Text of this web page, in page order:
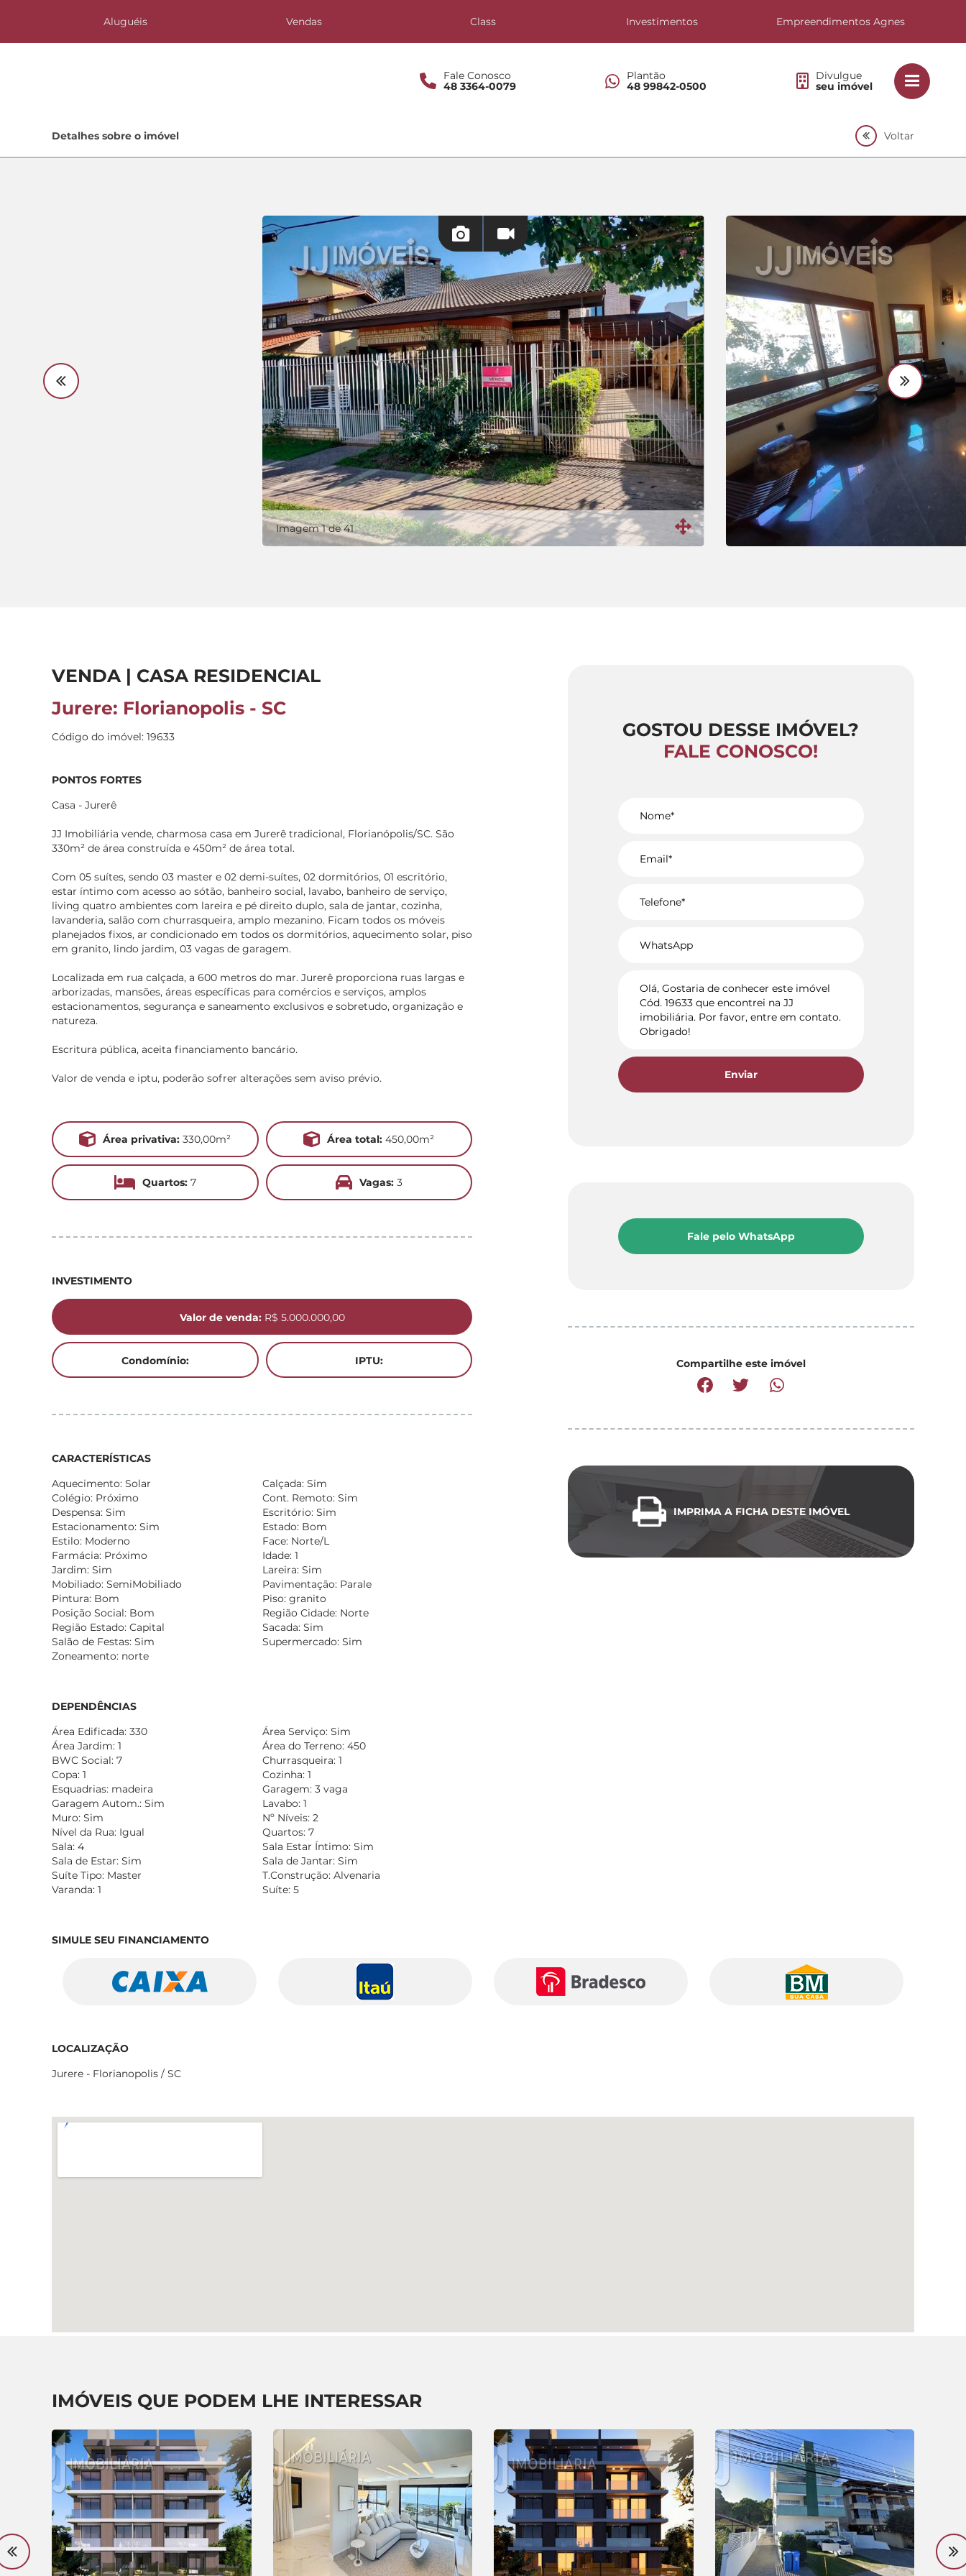
Aluguéis Vendas Class Investimentos Empreendimentos Agnes
Fale Conosco
48 3364-0079
Plantão
48 99842-0500
Divulgue
seu imóvel
Lançamentos
Detalhes sobre o imóvel Voltar
Imagem 1 de 41
VENDA | CASA RESIDENCIAL
Jurere: Florianopolis - SC
Código do imóvel: 19633
PONTOS FORTES
Casa - Jurerê
JJ Imobiliária vende, charmosa casa em Jurerê tradicional, Florianópolis/SC. São
330m² de área construída e 450m² de área total.
Com 05 suítes, sendo 03 master e 02 demi-suítes, 02 dormitórios, 01 escritório,
estar íntimo com acesso ao sótão, banheiro social, lavabo, banheiro de serviço,
living quatro ambientes com lareira e pé direito duplo, sala de jantar, cozinha,
lavanderia, salão com churrasqueira, amplo mezanino. Ficam todos os móveis
planejados fixos, ar condicionado em todos os dormitórios, aquecimento solar, piso
em granito, lindo jardim, 03 vagas de garagem.
Localizada em rua calçada, a 600 metros do mar. Jurerê proporciona ruas largas e
arborizadas, mansões, áreas específicas para comércios e serviços, amplos
estacionamentos, segurança e saneamento exclusivos e sobretudo, organização e
natureza.
Escritura pública, aceita financiamento bancário.
Valor de venda e iptu, poderão sofrer alterações sem aviso prévio.
Área privativa: 330,00m² Área total: 450,00m²
Quartos:7 Vagas:3
INVESTIMENTO
Valor de venda:R$ 5.000.000,00
Condomínio: IPTU:
CARACTERÍSTICAS
Aquecimento: Solar
Calçada: Sim
Colégio: Próximo
Cont. Remoto: Sim
Despensa: Sim
Escritório: Sim
Estacionamento: Sim
Estado: Bom
Estilo: Moderno
Face: Norte/L
Farmácia: Próximo
Idade: 1
Jardim: Sim
Lareira: Sim
Mobiliado: SemiMobiliado
Pavimentação: Parale
Pintura: Bom
Piso: granito
Posição Social: Bom
Região Cidade: Norte
Região Estado: Capital
Sacada: Sim
Salão de Festas: Sim
Supermercado: Sim
Zoneamento: norte
DEPENDÊNCIAS
Área Edificada: 330
Área Serviço: Sim
Área Jardim: 1
Área do Terreno: 450
BWC Social: 7
Churrasqueira: 1
Copa: 1
Cozinha: 1
Esquadrias: madeira
Garagem: 3 vaga
Garagem Autom.: Sim
Lavabo: 1
Muro: Sim
Nº Níveis: 2
Nível da Rua: Igual
Quartos: 7
Sala: 4
Sala Estar Íntimo: Sim
Sala de Estar: Sim
Sala de Jantar: Sim
Suíte Tipo: Master
T.Construção: Alvenaria
Varanda: 1
Suíte: 5
GOSTOU DESSE IMÓVEL?
FALE CONOSCO!
Enviar
Fale pelo WhatsApp
Compartilhe este imóvel
IMPRIMA A FICHA DESTE IMÓVEL
SIMULE SEU FINANCIAMENTO
LOCALIZAÇÃO
Jurere - Florianopolis / SC
IMÓVEIS QUE PODEM LHE INTERESSAR